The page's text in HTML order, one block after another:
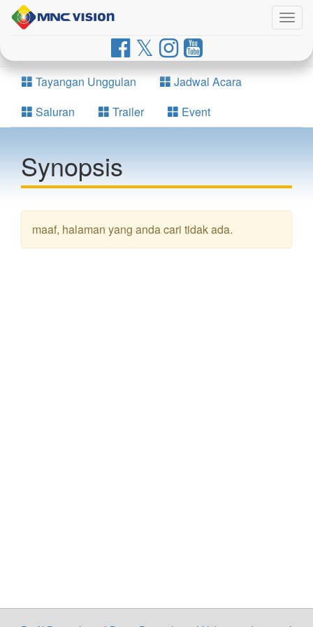
Tayangan Unggulan
Jadwal Acara
Saluran
Trailer Event
Synopsis
maaf, halaman yang anda cari tidak ada.